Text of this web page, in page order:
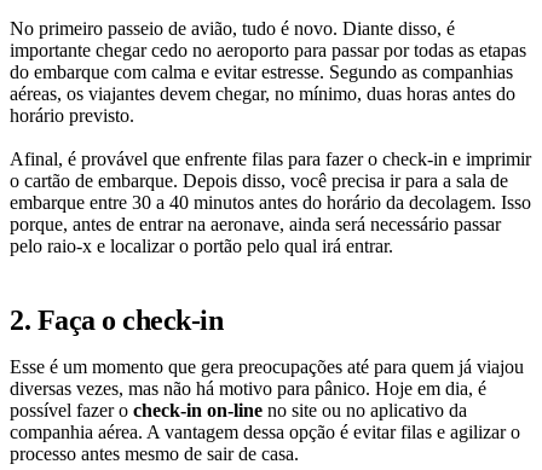
No primeiro passeio de avião, tudo é novo. Diante disso, é
importante chegar cedo no aeroporto para passar por todas as etapas
do embarque com calma e evitar estresse. Segundo as companhias
aéreas, os viajantes devem chegar, no mínimo, duas horas antes do
horário previsto.
Afinal, é provável que enfrente filas para fazer o check-in e imprimir
o cartão de embarque. Depois disso, você precisa ir para a sala de
embarque entre 30 a 40 minutos antes do horário da decolagem. Isso
porque, antes de entrar na aeronave, ainda será necessário passar
pelo raio-x e localizar o portão pelo qual irá entrar.
2. Faça o check-in
Esse é um momento que gera preocupações até para quem já viajou
diversas vezes, mas não há motivo para pânico. Hoje em dia, é
possível fazer o check-in on-line no site ou no aplicativo da
companhia aérea. A vantagem dessa opção é evitar filas e agilizar o
processo antes mesmo de sair de casa.